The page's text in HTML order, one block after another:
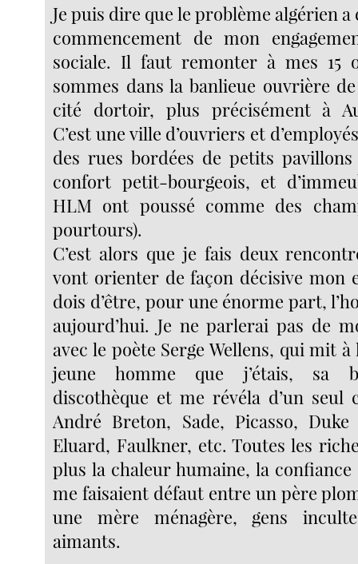
Je puis dire que le problème algérien a
commencement de mon
sociale. Il faut remonter à mes 15
sommes dans la banlieue ouvrière
cité dortoir, plus précisément à
C’est une ville d’ouvriers et
des rues bordées de petits
confort petit-bourgeois, et
HLM ont poussé comme des
pourtours).
C’est alors que je fais deux
vont orienter de façon décisive mon
dois d’être, pour une énorme part,
aujourd’hui. Je ne parlerai pas de
avec le poète Serge Wellens, qui mit
jeune homme que j’étais, sa
discothèque et me révéla d’un seul
André Breton, Sade, Picasso,
Eluard, Faulkner, etc. Toutes les
plus la chaleur humaine, la confiance
me faisaient défaut entre un père
une mère ménagère, gens
aimants.